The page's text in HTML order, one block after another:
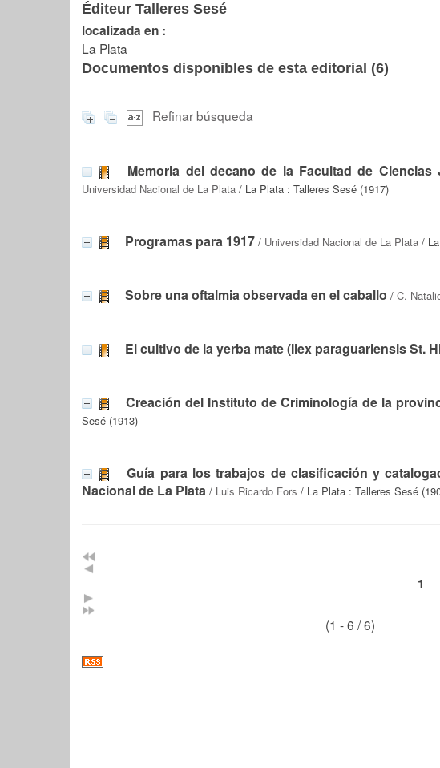
Éditeur Talleres Sesé
localizada en :
La Plata
Documentos disponibles de esta editorial (6)
Refinar búsqueda
Memoria del decano de la Facultad de
Universidad Nacional de La Plata / La Plata : Talleres Sesé (1917)
Programas para 1917 / Universidad Nacional de La Plata /
Sobre una oftalmia observada en el caballo / C.
El cultivo de la yerba mate (Ilex paraguariensis St.
Creación del Instituto de Criminología de la
Sesé (1913)
Guía para los trabajos de clasificación y
Nacional de La Plata / Luis Ricardo Fors / La Plata : Talleres Sesé
1
(1 - 6 / 6)